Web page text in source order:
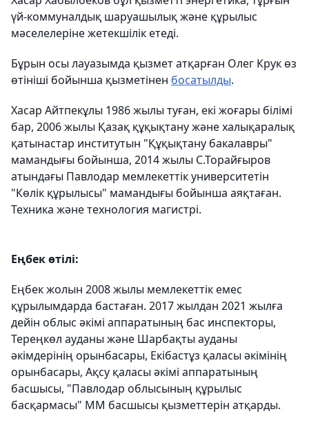
үй-коммуналдық шаруашылық және құрылыс
мәселелеріне жетекшілік етеді.
Бұрын осы лауазымда қызмет атқарған Олег Крук өз
өтініші бойынша қызметінен босатылды.
Хасар Айтпекұлы 1986 жылы туған, екі жоғары білімі
бар, 2006 жылы Қазақ құқықтану және халықаралық
қатынастар институтын "Құқықтану бакалавры"
мамандығы бойынша, 2014 жылы С.Торайғыров
атындағы Павлодар мемлекеттік университетін
"Көлік құрылысы" мамандығы бойынша аяқтаған.
Техника және технология магистрі.
Еңбек өтілі:
Еңбек жолын 2008 жылы мемлекеттік емес
құрылымдарда бастаған. 2017 жылдан 2021 жылға
дейін облыс әкімі аппаратының бас инспекторы,
Тереңкөл ауданы және Шарбақты ауданы
әкімдерінің орынбасары, Екібастұз қаласы әкімінің
орынбасары, Ақсу қаласы әкімі аппаратының
басшысы, "Павлодар облысының құрылыс
басқармасы" ММ басшысы қызметтерін атқарды.